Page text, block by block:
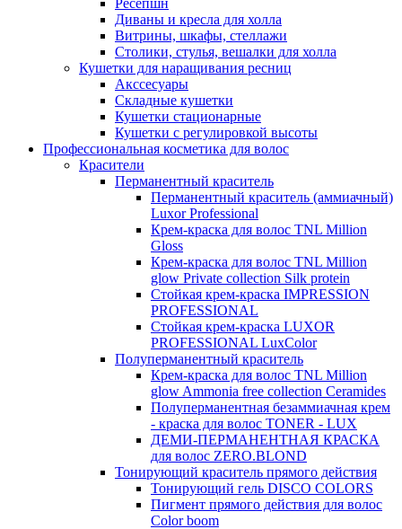
Ресепшн
Диваны и кресла для холла
Витрины, шкафы, стеллажи
Столики, стулья, вешалки для холла
Кушетки для наращивания ресниц
Акссесуары
Складные кушетки
Кушетки стационарные
Кушетки с регулировкой высоты
Профессиональная косметика для волос
Красители
Перманентный краситель
Перманентный краситель (аммиачный)
Luxor Professional
Крем-краска для волос TNL Million
Gloss
Крем-краска для волос TNL Million
glow Private collection Silk protein
Стойкая крем-краска IMPRESSION
PROFESSIONAL
Стойкая крем-краска LUXOR
PROFESSIONAL LuxColor
Полуперманентный краситель
Крем-краска для волос TNL Million
glow Ammonia free collection Ceramides
Полуперманентная безаммиачная крем
- краска для волос TONER - LUX
ДЕМИ-ПЕРМАНЕНТНАЯ КРАСКА
для волос ZERO.BLOND
Тонирующий краситель прямого действия
Тонирующий гель DISCO COLORS
Пигмент прямого действия для волос
Color boom